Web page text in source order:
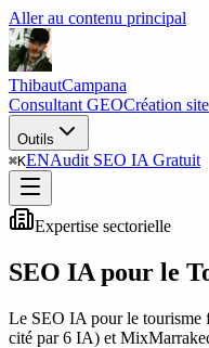
Aller au contenu principal
ThibautCampana
Consultant GEOCréation
Outils
⌘KENAudit SEO IA Gratuit
Expertise sectorielle
SEO IA pour le
Le SEO IA pour le tourisme
cité par 6 IA) et